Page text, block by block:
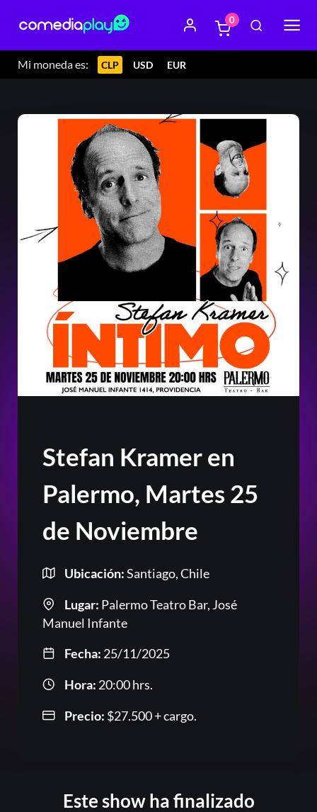
Mi moneda es: CLP USD EUR
0
Stefan Kramer en
Palermo, Martes 25
de Noviembre
Ubicación:Santiago, Chile
Lugar: Palermo Teatro Bar, José
Manuel Infante
Fecha: 25/11/2025
Hora: 20:00 hrs.
Precio: $27.500+ cargo.
Este show ha finalizado
Or